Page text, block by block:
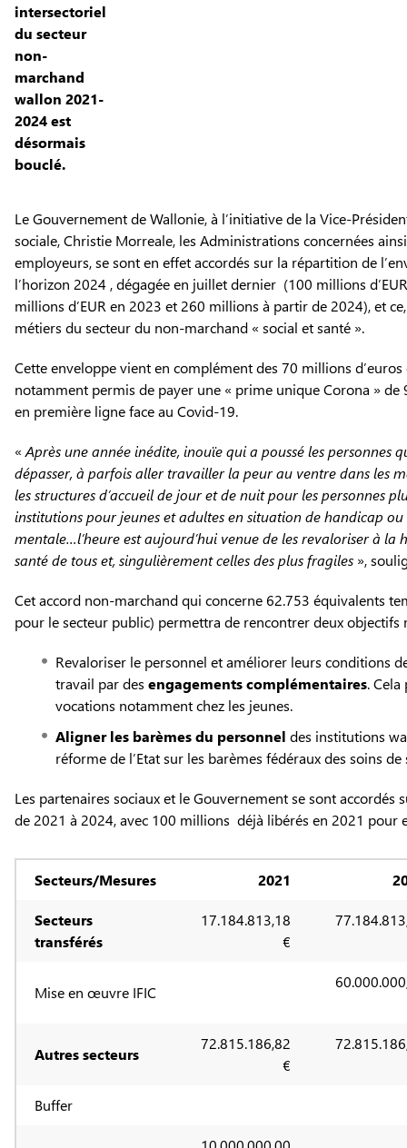
intersectoriel
du secteur
non-
marchand
wallon 2021-
2024 est
désormais
bouclé.
Le Gouvernement de Wallonie, à l’initiative de la Vice-
sociale, Christie Morreale, les Administrations concernées
employeurs, se sont en effet accordés sur la répartition de
l’horizon 2024 , dégagée en juillet dernier (100 millions
millions d’EUR en 2023 et 260 millions à partir de 2024), et
métiers du secteur du non-marchand « social et santé ».
Cette enveloppe vient en complément des 70 millions
notamment permis de payer une « prime unique Corona »
en première ligne face au Covid-19.
« Après une année inédite, inouïe qui a poussé les
dépasser, à parfois aller travailler la peur au ventre dans les
les structures d’accueil de jour et de nuit pour les personnes
institutions pour jeunes et adultes en situation de handicap
mentale…l’heure est aujourd’hui venue de les revaloriser à
santé de tous et, singulièrement celles des plus fragiles »,
Cet accord non-marchand qui concerne 62.753 équivalents
pour le secteur public) permettra de rencontrer deux objectifs
Revaloriser le personnel et améliorer leurs conditions
travail par des engagements complémentaires.
vocations notamment chez les jeunes.
Aligner les barèmes du personnel des institutions
réforme de l’Etat sur les barèmes fédéraux des soins de
Les partenaires sociaux et le Gouvernement se sont
de 2021 à 2024, avec 100 millions déjà libérés en 2021 pour
Secteurs/Mesures 2021
Secteurs
transférés
17.184.813,18
€
Mise en œuvre IFIC
Autres secteurs
72.815.186,82
€
Buffer